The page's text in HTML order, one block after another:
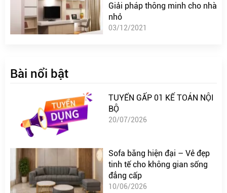
Giải pháp thông minh cho nhà
nhỏ
03/12/2021
Bài nổi bật
TUYỂN GẤP 01 KẾ TOÁN NỘI
BỘ
20/07/2026
Sofa băng hiện đại – Vẻ đẹp
tinh tế cho không gian sống
đẳng cấp
10/06/2026